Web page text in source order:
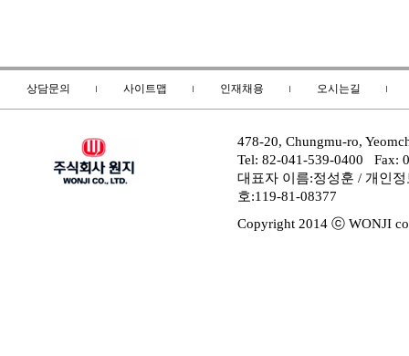
상담문의 사이트맵 인재채용 오시는길
478-20, Chungmu-ro,
Tel: 82-041-539-0400 Fax:
대표자 이름:정성훈 / 개인
호:119-81-08377
Copyright 2014 ⓒ WONJI